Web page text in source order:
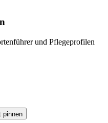
und Pflegeprofilen
pinnen